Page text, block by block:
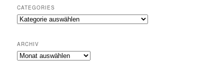
CATEGORIES
Categories
ARCHIV
Archiv